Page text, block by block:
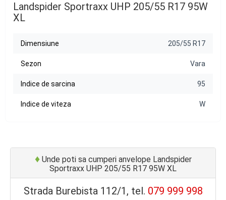
Landspider Sportraxx UHP 205/55 R17 95W
XL
Dimensiune 205/55 R17
Sezon Vara
Indice de sarcina 95
Indice de viteza W
♦Unde poti sa cumperi anvelope Landspider
Sportraxx UHP 205/55 R17 95W XL
Strada Burebista 112/1, tel. 079 999 998